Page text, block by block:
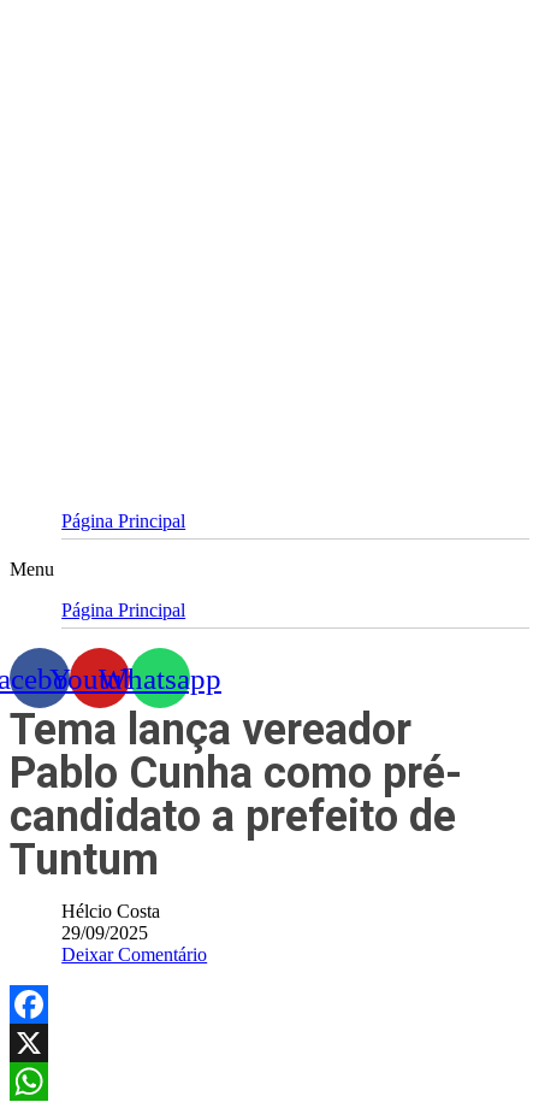
Página Principal
Menu
Página Principal
YoutubeWhatsapp
Tema lança vereador
Pablo Cunha como pré-
candidato a prefeito de
Tuntum
Hélcio Costa
29/09/2025
Deixar Comentário
Facebook
X